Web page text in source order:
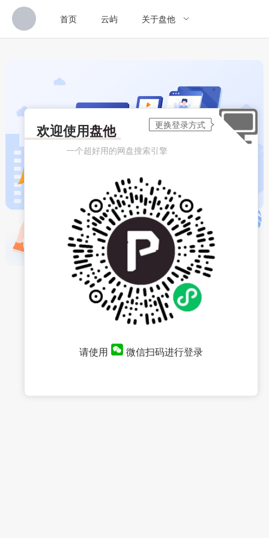
首页 云屿 关于盘他
欢迎使用盘他
一个超好用的网盘搜索引擎
请使用 微信扫码进行登录